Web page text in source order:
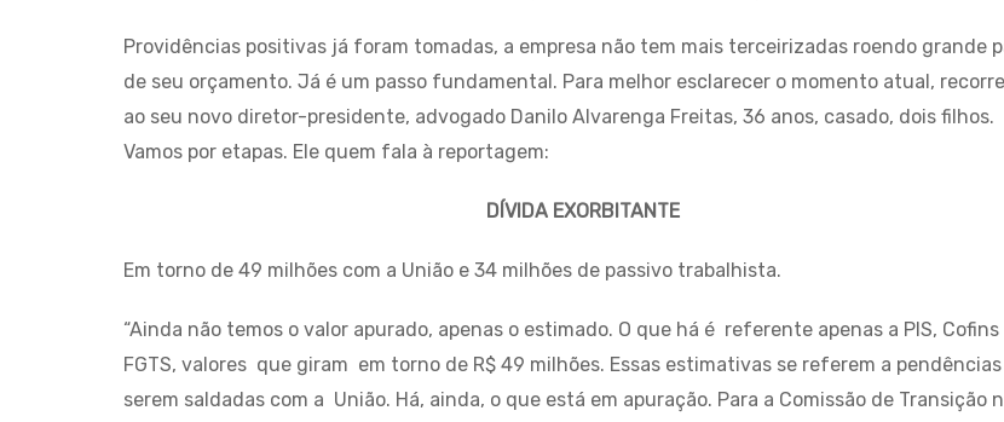
Providências positivas já foram tomadas, a empresa não tem mais terceirizadas roendo grande
de seu orçamento. Já é um passo fundamental. Para melhor esclarecer o momento atual,
ao seu novo diretor-presidente, advogado Danilo Alvarenga Freitas, 36 anos, casado, dois filhos.
Vamos por etapas. Ele quem fala à reportagem:
DÍVIDA EXORBITANTE
Em torno de 49 milhões com a União e 34 milhões de passivo trabalhista.
“Ainda não temos o valor apurado, apenas o estimado. O que há é referente apenas a PIS, Cofins
FGTS, valores que giram em torno de R$ 49 milhões. Essas estimativas se referem a pendências
serem saldadas com a União. Há, ainda, o que está em apuração. Para a Comissão de Transição